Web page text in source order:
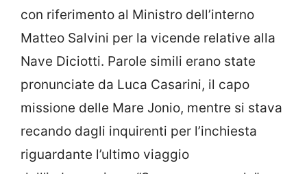
con riferimento al Ministro dell’interno
Matteo Salvini per la vicende relative alla
Nave Diciotti. Parole simili erano state
pronunciate da Luca Casarini, il capo
missione delle Mare Jonio, mentre si stava
recando dagli inquirenti per l’inchiesta
riguardante l’ultimo viaggio